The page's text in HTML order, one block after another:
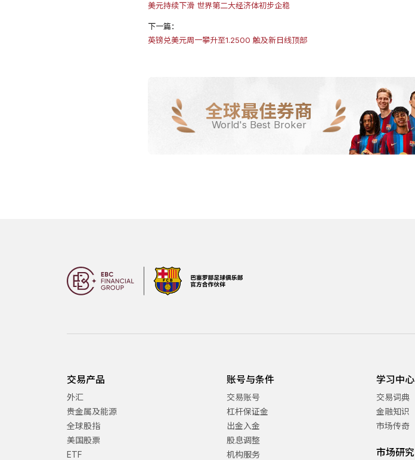
美元持续下滑 世界第二大经济体初步企稳
下一篇：
英镑兑美元周一攀升至1.2500 触及新日线顶部
全球最佳券商
World's Best Broker
交易产品
外汇
贵金属及能源
全球股指
美国股票
ETF
账号与条件
交易账号
杠杆保证金
出金入金
股息调整
机构服务
学习中心
交易词典
金融知识
市场传奇
市场研究